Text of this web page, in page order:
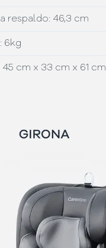
respaldo: 46,3 cm
6kg
cm x 33 cm x 61 cm